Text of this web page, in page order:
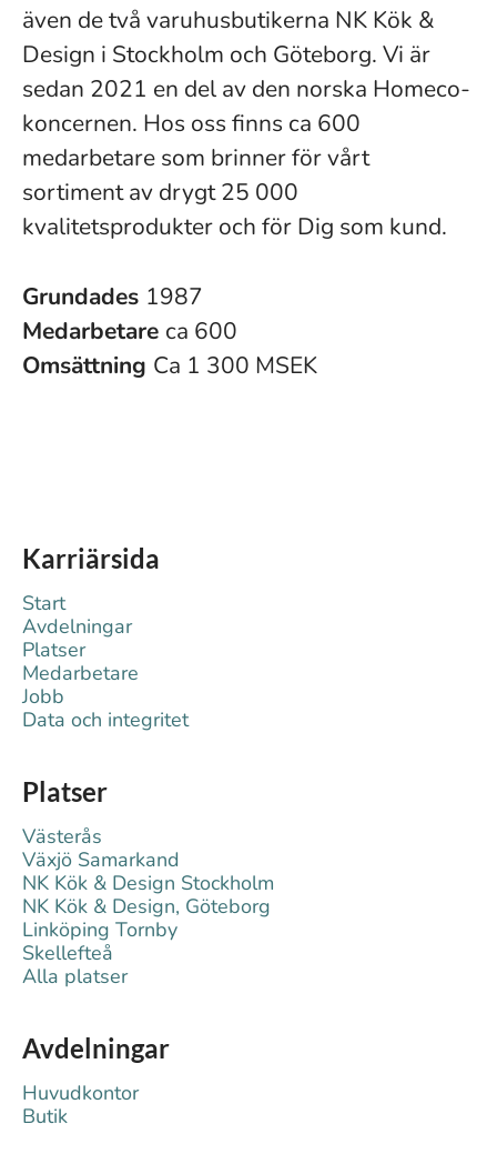
även de två varuhusbutikerna NK Kök &
Design i Stockholm och Göteborg. Vi är
sedan 2021 en del av den norska Homeco-
koncernen. Hos oss finns ca 600
medarbetare som brinner för vårt
sortiment av drygt 25 000
kvalitetsprodukter och för Dig som kund.
Grundades 1987
Medarbetare ca 600
Omsättning Ca 1 300 MSEK
Karriärsida
Start
Avdelningar
Platser
Medarbetare
Jobb
Data och integritet
Platser
Västerås
Växjö Samarkand
NK Kök & Design Stockholm
NK Kök & Design, Göteborg
Linköping Tornby
Skellefteå
Alla platser
Avdelningar
Huvudkontor
Butik